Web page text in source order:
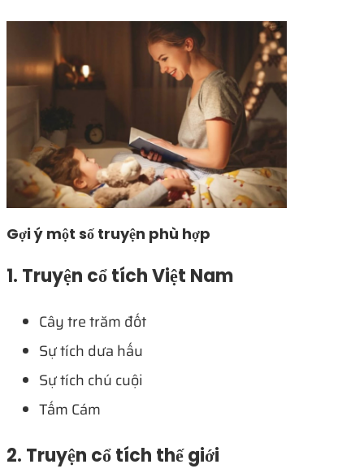
Gợi ý một số truyện phù hợp
1. Truyện cổ tích Việt Nam
Cây tre trăm đốt
Sự tích dưa hấu
Sự tích chú cuội
Tấm Cám
2. Truyện cổ tích thế giới